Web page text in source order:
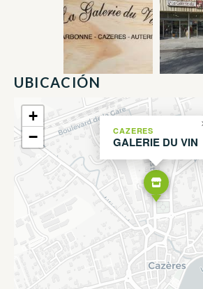
UBICACIÓN
CAZERES
GALERIE DU VIN
+
−